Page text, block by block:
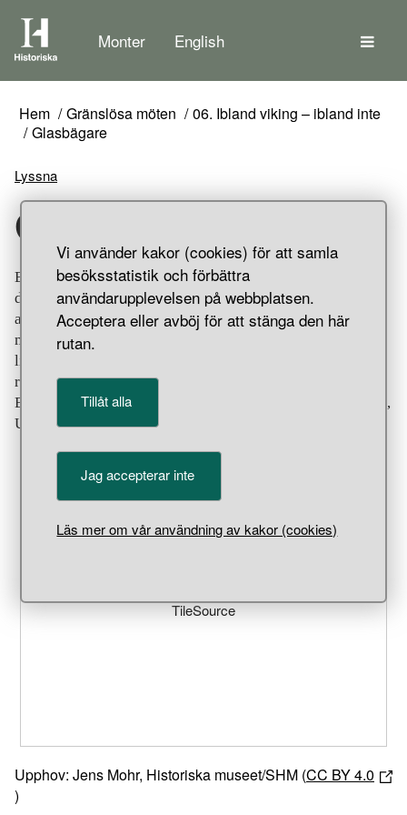
Vi använder kakor (cookies) för att samla
besöksstatistik och förbättra
användarupplevelsen på webbplatsen.
Acceptera eller avböj för att stänga den här
rutan.
Tillåt alla
Jag accepterar inte
Läs mer om vår användning av kakor (cookies)
Monter English
Hem Gränslösa möten
06. Ibland viking – ibland inte
Glasbägare
Lyssna
Bägare i grönt glas. Nederdelen dekorerad med små,
druvliknande kulor, därför kallas typen "druvbägare". Det
avsmalnande halspartiet är slätt med rundad
mynningskant. Bägaren är frankisk och skärvor av en
liknande har hittats vid undersökningar av den tysk-
romerske kejsaren Karl den stores residens i Paderborn.
Bägaren är ett gravfynd från Birka, Bj 539, Adelsö socken,
Uppland.
TileSource
Upphov: Jens Mohr, Historiska museet/SHM (CC BY 4.0
)